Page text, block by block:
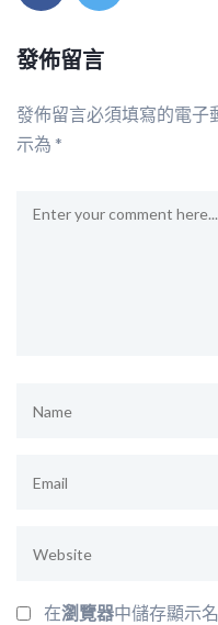
發佈留言
發佈留言必須填寫的電子
示為 *
在瀏覽器中儲存顯示